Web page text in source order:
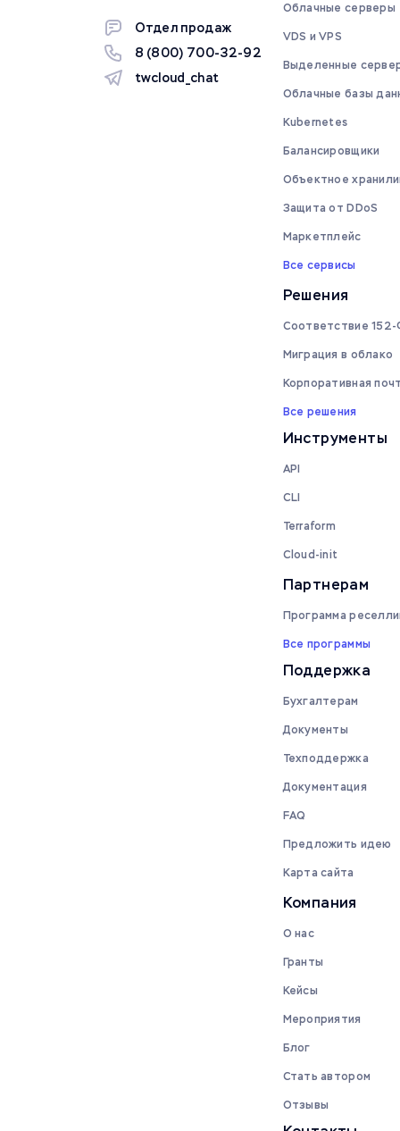
Отдел продаж
8 (800) 700-32-92
twcloud_chat
Облачные серверы
VDS и VPS
Выделенные
Облачные базы
Kubernetes
Балансировщики
Объектное
Защита от DDoS
Маркетплейс
Все сервисы
Решения
Соответствие
Миграция в облако
Корпоративная
Все решения
Инструменты
API
CLI
Terraform
Cloud-init
Партнерам
Программа
Все программы
Поддержка
Бухгалтерам
Документы
Техподдержка
Документация
FAQ
Предложить идею
Карта сайта
Компания
О нас
Гранты
Кейсы
Мероприятия
Блог
Стать автором
Отзывы